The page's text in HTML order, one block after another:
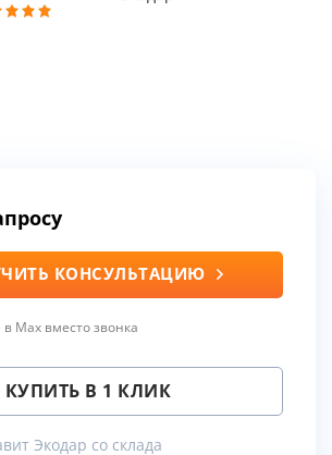
КОНСУЛЬТАЦИЮ
Max вместо звонка
КУПИТЬ В 1 КЛИК
Экодар со склада